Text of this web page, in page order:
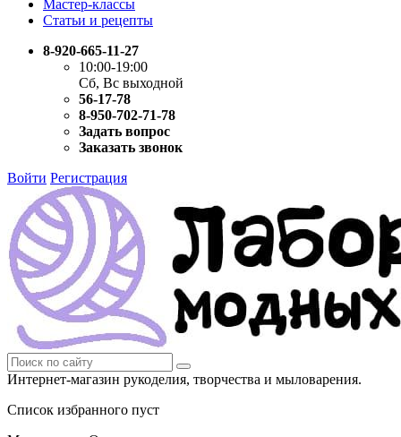
Мастер-классы
Статьи и рецепты
8-920-665-11-27
10:00-19:00
Сб, Вс выходной
56-17-78
8-950-702-71-78
Задать вопрос
Заказать звонок
Войти Регистрация
Интернет-магазин рукоделия, творчества и мыловарения.
Список избранного пуст